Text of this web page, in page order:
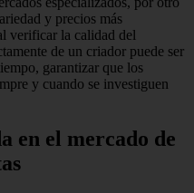
y precios más
verificar la calidad del
de un criador puede ser
garantizar que los
y cuando se investiguen
en el mercado de